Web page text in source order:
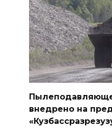
внедрено на